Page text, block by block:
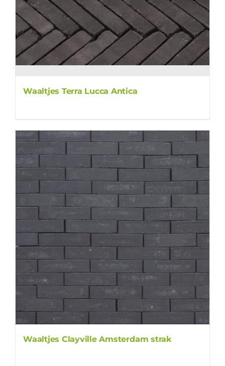
Waaltjes Terra Lucca Antica
Waaltjes Clayville Amsterdam strak